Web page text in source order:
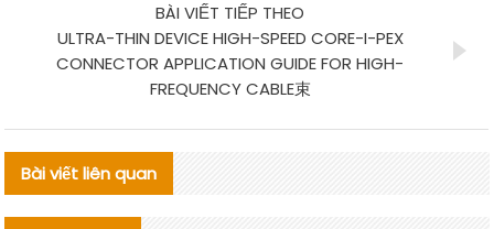
BÀI VIẾT TIẾP THEO
ULTRA-THIN DEVICE HIGH-SPEED CORE-I-PEX
CONNECTOR APPLICATION GUIDE FOR HIGH-
FREQUENCY CABLE束
Bài viết liên quan